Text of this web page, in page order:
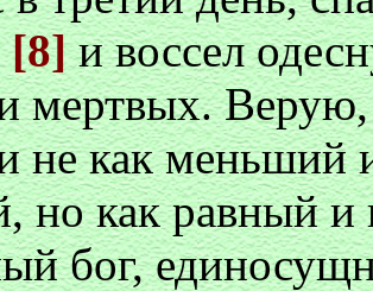
[8]и воссел
мертвых. Верую,
не как меньший
но как равный и
бог,